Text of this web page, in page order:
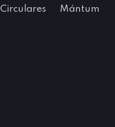
Circulares Mántum